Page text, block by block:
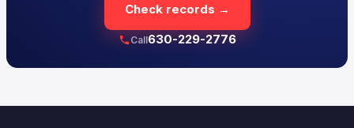
Check records →
Call630-229-2776